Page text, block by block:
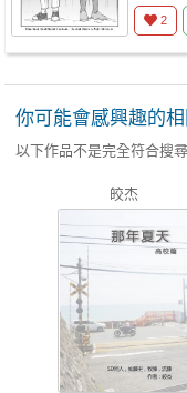
2
你可能會感興趣的
以下作品不是完全符合搜
皎杰